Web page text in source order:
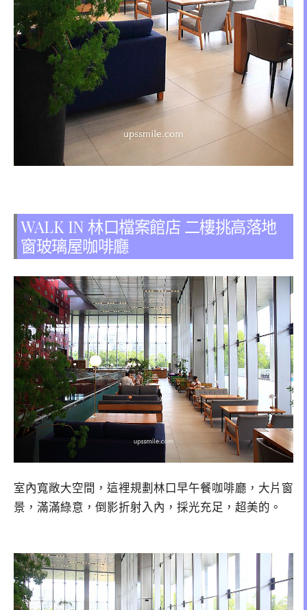
WALK IN 林口檔案館店 二樓挑高落地
窗玻璃屋咖啡廳
室內寬敞大空間，這裡規劃林口早午餐咖啡廳，大片窗
景，滿滿綠意，倒影折射入內，採光充足，超美的。